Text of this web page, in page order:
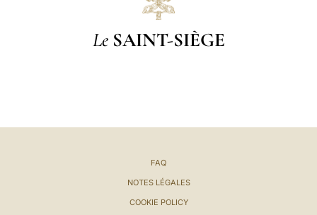
Le SAINT-SIÈGE
FAQ
NOTES LÉGALES
COOKIE POLICY